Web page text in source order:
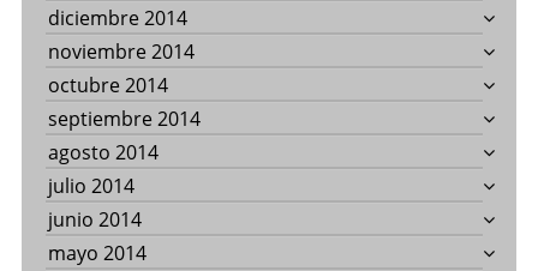
diciembre 2014
noviembre 2014
octubre 2014
septiembre 2014
agosto 2014
julio 2014
junio 2014
mayo 2014